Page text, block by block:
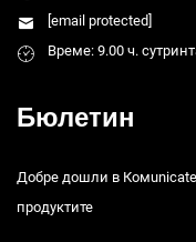
[email protected]
Време: 9.00 ч.
Бюлетин
Добре дошли в
продуктите